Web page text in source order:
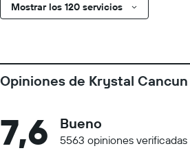
Mostrar los 120 servicios
Opiniones de Krystal Cancun
7,6 Bueno
5563 opiniones verificadas